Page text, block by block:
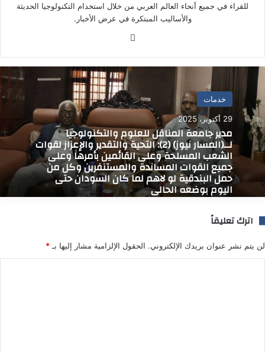
للقراء في جميع أنحاء العالم العربي من خلال استخدام التكنولوجيا الحديثة
والأساليب المبتكرة في عرض الأخبار.
الوي
ب
خدمات
29 أكتوبر، 2025
مدير جامعة المناقل للعلوم والتكنولوجيا
لــ(المسار نيوز) (2): التحية والتقدير والإعزاز لقوات
الشعب المسلحة وعلى القائمين بأمرها وعلى
جميع القوات المساندة والمستنفرين وكل من
حمل البندقية لو لاهم لما كان السودان حتى
اليوم بوضعه الحالي
اترك تعليقاً
لن يتم نشر عنوان بريدك الإلكتروني. الحقول الإلزامية مشار إليها بـ *